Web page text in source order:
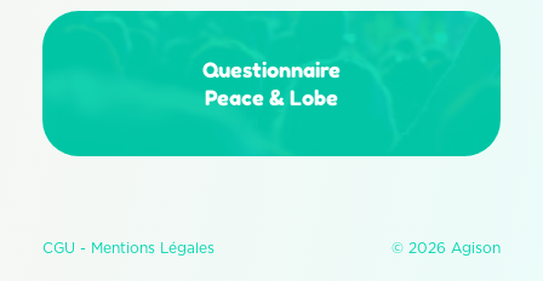
Questionnaire
Peace & Lobe
CGU - Mentions Légales © 2026 Agison